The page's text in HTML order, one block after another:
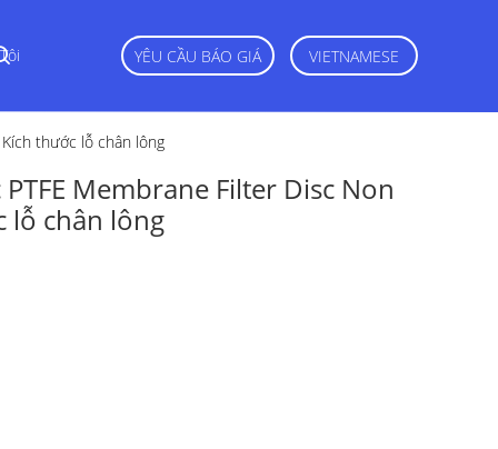
YÊU CẦU BÁO GIÁ VIETNAMESE
thước lỗ chân lông
Membrane Filter Disc Non
lỗ chân lông